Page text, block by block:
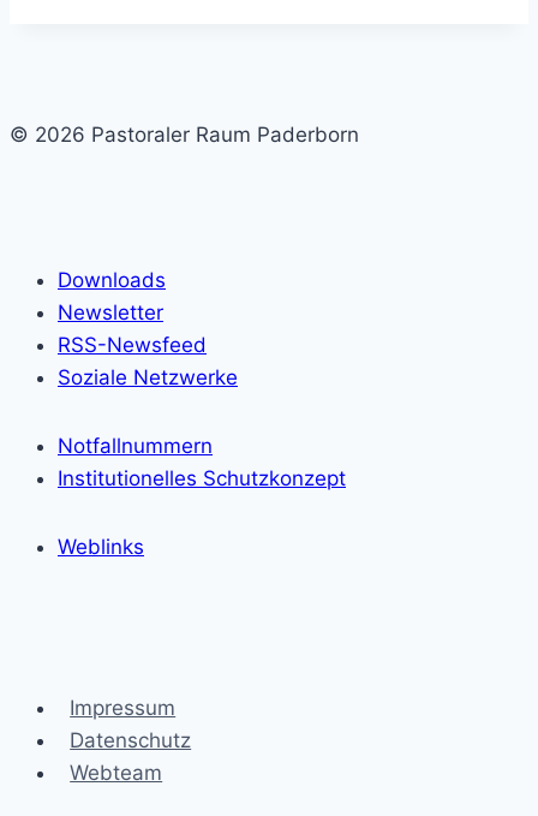
© 2026 Pastoraler Raum Paderborn
Downloads
Newsletter
RSS-Newsfeed
Soziale Netzwerke
Notfallnummern
Institutionelles Schutzkonzept
Weblinks
Impressum
Datenschutz
Webteam